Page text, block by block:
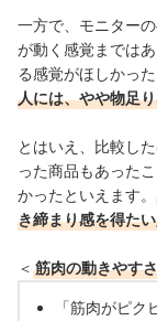
一方で、モニター
が動く感覚までは
る感覚がほしかっ
人には、やや物足
とはいえ、比較し
った商品もあった
かったといえます。
き締まり感を得た
＜ 筋肉の動きやす
「筋肉がピ